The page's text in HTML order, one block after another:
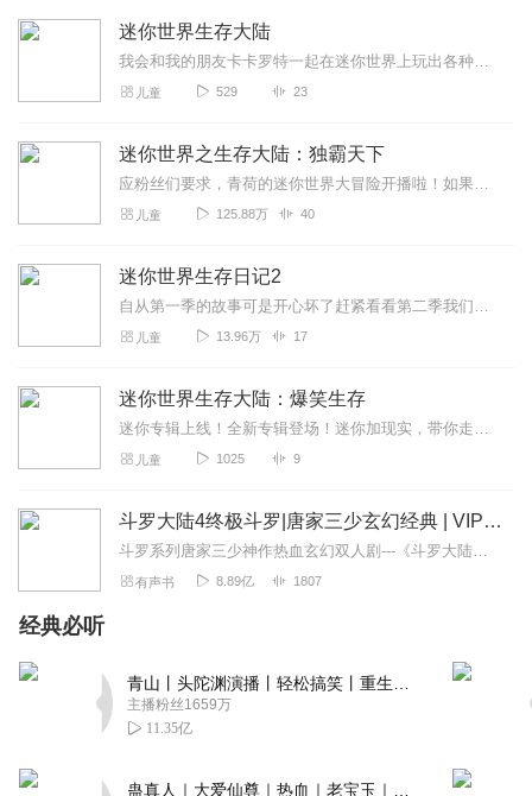
暗影之息
是迷你世界，必须点赞，不点赞的我顺着网线找！！！
百上河流_HLJZ开学
哥们，出品必属精品😀😀😀😀😀😀
兄弟专辑必须五星好评
2022-03-25 1
我啥时候出现？？？？
2022-03-25 1
还行。。。。。。。。。。。
2022-02-14 2
我都死了还叫我
2022-08-26
迷你世界生存大陆
我会和我的朋友卡卡罗特一起在迷你世界上玩出各种各样的奇幻冒险。
儿童 529 23
迷你世界之生存大陆：独霸天下
应粉丝们要求，青荷的迷你世界大冒险开播啦！如果你喜欢迷你世界，就快快加入进来吧！各种各样的游戏知识，精彩纷呈的大冒险，都将呈现在你眼前！此专辑座右铭：不探世界，...
儿童 125.88万 40
迷你世界生存日记2
自从第一季的故事可是开心坏了赶紧看看第二季我们又会发生了面饼三点一四一五九二六一二三四五六七八带你走入新的世界。
儿童 13.96万 17
迷你世界生存大陆：爆笑生存
迷你专辑上线！全新专辑登场！迷你加现实，带你走入迷你世界！搞笑中包含严肃，严肃中包含搞笑。快来听呀！（已完结）
儿童 1025 9
斗罗大陆4终极斗罗|唐家三少玄幻经典 | VIP免费有声小说
斗罗系列唐家三少神作热血玄幻双人剧---《斗罗大陆》唐家三少神作热血玄幻双人剧---《斗罗大陆2：绝世唐门》唐家三少神作热血玄幻双人剧---《斗罗大陆3：龙王传...
有声书 8.89亿 1807
经典必听
主播粉丝1659万
11.35亿